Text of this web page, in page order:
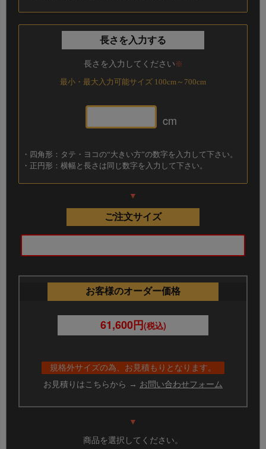
確認
横幅のサイズ＝?＋?＋?
高さのサイズ＝?＋?
になっているかを必ずご確認ください！
ご注文方法
注文ください。
② 下記から「オーダーカット加工お申込み用紙」をダ
ウンロード
③ 用紙に必要事項を記入し、FAX、または用紙をスキ
オーダーカット加工お申込み用紙 (PDF)
長さを入力する
長さを入力してください ※
最小・最大入力可能サイズ 100cm～700cm
cm
・四角形：タテ・ヨコの“大きい方”の数字を入力して下さい。
・正円形：横幅と長さは同じ数字を入力して下さい。
▼
ご注文サイズ
お客様のオーダー価格
61,600円(税込)
規格外サイズの為、お見積もりとなります。
お見積りはこちらから → お問い合わせフォーム
▼
商品を選択してください。